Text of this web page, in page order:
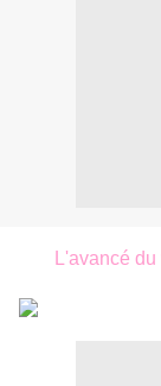
L'avancé